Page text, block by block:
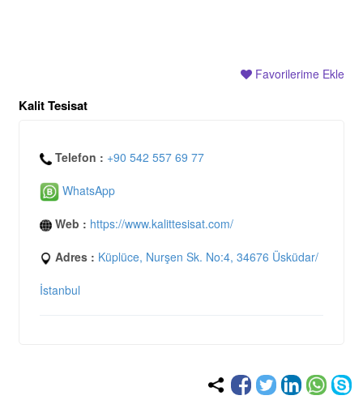
Favorilerime Ekle
Kalit Tesisat
Telefon : +90 542 557 69 77
WhatsApp
Web : https://www.kalittesisat.com/
Adres : Küplüce, Nurşen Sk. No:4, 34676 Üsküdar/
İstanbul